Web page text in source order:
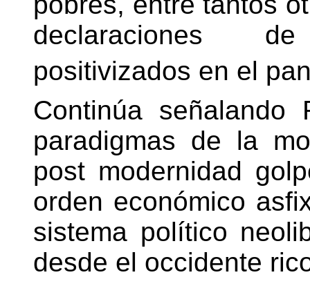
declaraciones
positivizados en el
Continúa
paradigmas de la
post modernidad
orden económico
sistema político
desde el occidente